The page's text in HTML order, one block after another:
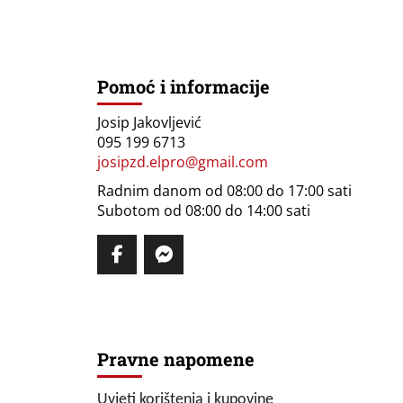
Pomoć i informacije
Josip Jakovljević
095 199 6713
josipzd.elpro@gmail.com
Radnim danom od 08:00 do 17:00 sati
Subotom od 08:00 do 14:00 sati
Pravne napomene